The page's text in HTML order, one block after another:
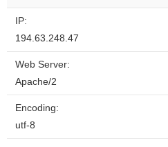
IP:
194.63.248.47
Web Server:
Apache/2
Encoding:
utf-8